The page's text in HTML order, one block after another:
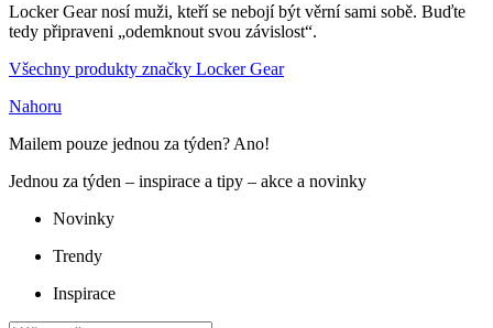
Locker Gear nosí muži, kteří se nebojí být věrní sami sobě. Buďte
tedy připraveni „odemknout svou závislost“.
Všechny produkty značky Locker Gear
Nahoru
Mailem pouze jednou za týden? Ano!
Jednou za týden – inspirace a tipy – akce a novinky
Novinky
Trendy
Inspirace